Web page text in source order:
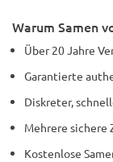
Warum Samen
Über 20 Jahre
Garantierte
Diskreter,
Mehrere sichere
Kostenlose